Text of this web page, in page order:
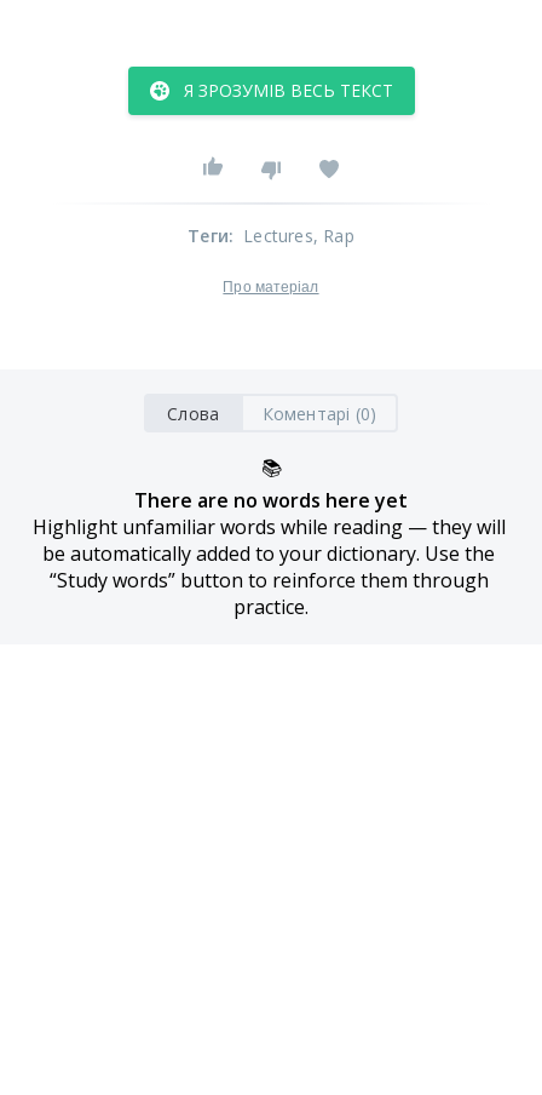
Я ЗРОЗУМІВ ВЕСЬ ТЕКСТ
Теги: Lectures, Rap
Про матеріал
Слова Коментарі (0)
📚
There are no words here yet
Highlight unfamiliar words while reading — they will
be automatically added to your dictionary. Use the
“Study words” button to reinforce them through
practice.